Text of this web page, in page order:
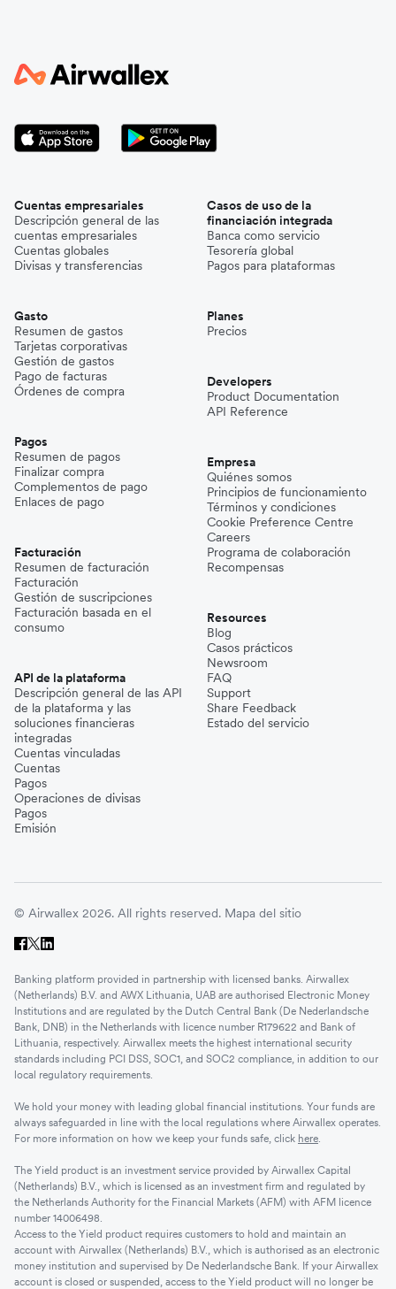
Cuentas empresariales
Descripción general de las
cuentas empresariales
Cuentas globales
Divisas y transferencias
Gasto
Resumen de gastos
Tarjetas corporativas
Gestión de gastos
Pago de facturas
Órdenes de compra
Pagos
Resumen de pagos
Finalizar compra
Complementos de pago
Enlaces de pago
Facturación
Resumen de facturación
Facturación
Gestión de suscripciones
Facturación basada en el
consumo
API de la plataforma
Descripción general de las API
de la plataforma y las
soluciones financieras
integradas
Cuentas vinculadas
Cuentas
Pagos
Operaciones de divisas
Pagos
Emisión
Casos de uso de la
financiación integrada
Banca como servicio
Tesorería global
Pagos para plataformas
Planes
Precios
Developers
Product Documentation
API Reference
Empresa
Quiénes somos
Principios de funcionamiento
Términos y condiciones
Cookie Preference Centre
Careers
Programa de colaboración
Recompensas
Resources
Blog
Casos prácticos
Newsroom
FAQ
Support
Share Feedback
Estado del servicio
© Airwallex 2026. All rights reserved. Mapa del sitio
Banking platform provided in partnership with licensed banks. Airwallex
(Netherlands) B.V. and AWX Lithuania, UAB are authorised Electronic Money
Institutions and are regulated by the Dutch Central Bank (De Nederlandsche
Bank, DNB) in the Netherlands with licence number R179622 and Bank of
Lithuania, respectively. Airwallex meets the highest international security
standards including PCI DSS, SOC1, and SOC2 compliance, in addition to our
local regulatory requirements.
We hold your money with leading global financial institutions. Your funds are
always safeguarded in line with the local regulations where Airwallex operates.
For more information on how we keep your funds safe, click here
The Yield product is an investment service provided by Airwallex Capital
(Netherlands) B.V., which is licensed as an investment firm and regulated by
the Netherlands Authority for the Financial Markets (AFM) with AFM licence
number 14006498.
Access to the Yield product requires customers to hold and maintain an
account with Airwallex (Netherlands) B.V., which is authorised as an electronic
money institution and supervised by De Nederlandsche Bank. If your Airwallex
account is closed or suspended, access to the Yield product will no longer be